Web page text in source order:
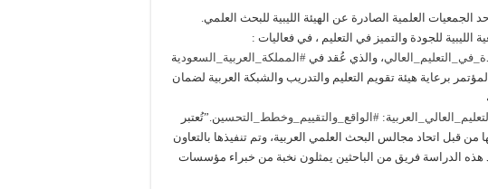
الجمعيات العلمية الصادرة عن الهيئة الليبية للبحث العلمي.
الليبية للجودة والتميز في التعليم ، في فعاليات :
، والذي عُقد في #المملكة_العربية_السعودية
17 نوفمبر 2025. تم تنظيم المؤتمر برعاية هيئة تقويم التعليم والتدريب والشبكة العربية لضمان
ة: #الواقع_والتقييم_وخطط_التحسين.”تُعتبر
قبل اتحاد مجالس البحث العلمي العربية، وتم تنفيذها بالتعاون
هذه الدراسة فريق من الباحثين يمثلون نخبة من خبراء مؤسسات